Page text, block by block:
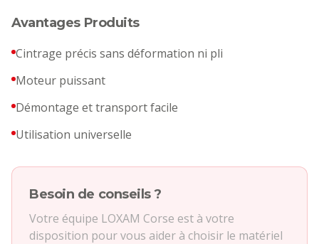
Avantages Produits
Cintrage précis sans déformation ni pli
Moteur puissant
Démontage et transport facile
Utilisation universelle
Besoin de conseils ?
Votre équipe LOXAM Corse est à votre
disposition pour vous aider à choisir le matériel